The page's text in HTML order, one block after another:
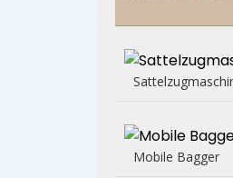
Mobile Bagger